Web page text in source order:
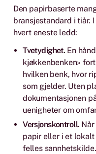
Den papirbaserte
bransjestandard i tiår.
hvert eneste ledd:
Tvetydighet. En
kjøkkenbenken»
hvilken benk, hvor
som gjelder. Uten
dokumentasjonen
uenigheter om
Versjonskontroll.
papir eller i et
felles